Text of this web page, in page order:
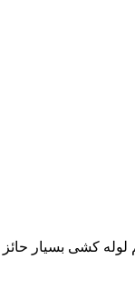
لوله کشی بسیار